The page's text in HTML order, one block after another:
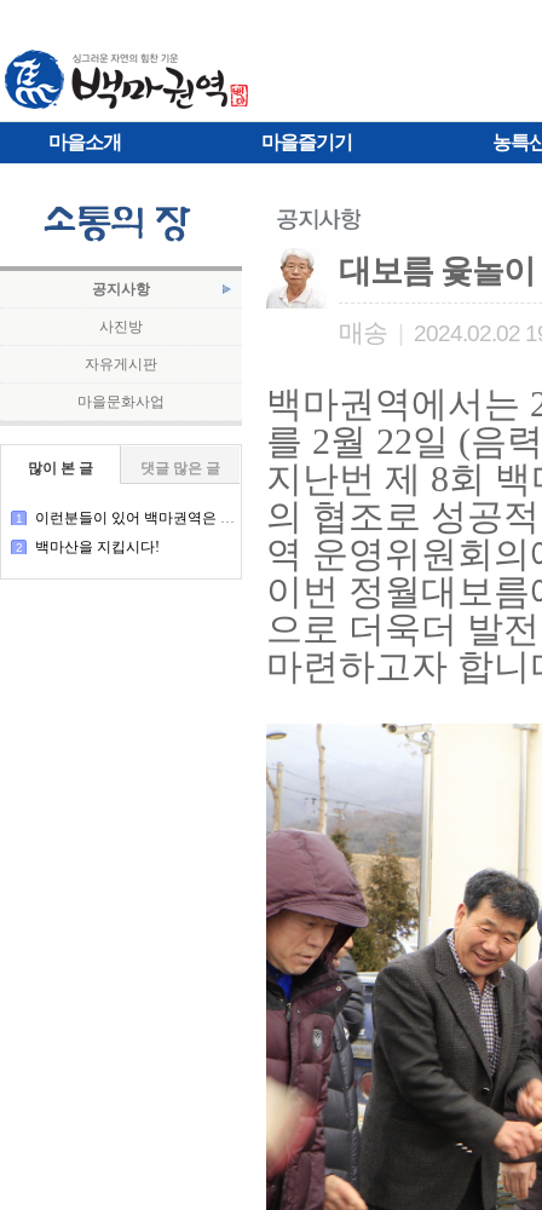
마을소개 마을즐기기 농특
공지사항
사진방
자유게시판
마을문화사업
많이 본 글 댓글 많은 글
1 이런분들이 있어 백마권역은 돌아간다
2 백마산을 지킵시다!
대보름 윷놀
매송 2024.02.02
백마권역에서는
를 2월 22일 (음
지난번 제 8회
의 협조로 성공
역 운영위원회
이번 정월대보
으로 더욱더 발
마련하고자 합